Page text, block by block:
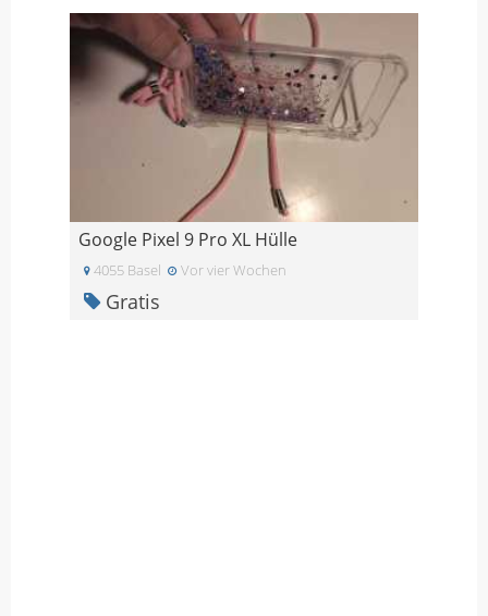
Google Pixel 9 Pro XL Hülle
4055 Basel Vor vier Wochen
Gratis